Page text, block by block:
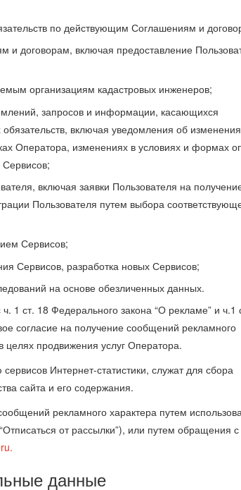
по действующим Соглашениям и
и договорам, включая предоставление
организациям кадастровых инженеров;
запросов и информации, касающихся
включая уведомления об
Оператора, изменениях в условиях и формах
включая заявки Пользователя на
Пользователя путем выбора
Сервисов;
Сервисов, разработка новых Сервисов;
на основе обезличенных данных.
1 ст. 18 Федерального закона “О рекламе” и ч.1
согласие на получение сообщений рекламного
целях продвижения услуг Оператора.
Интернет-статистики, служат для сбора
сайта и его содержания.
рекламного характера путем
от рассылки”), или путем обращения с
.
данные